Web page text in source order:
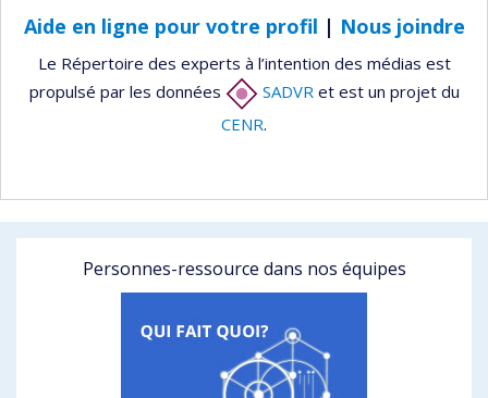
Aide en ligne pour votre profil | Nous joindre
Le Répertoire des experts à l’intention des médias est
propulsé par les données
SADVRet est un projet du
CENR.
Personnes-ressource dans nos équipes